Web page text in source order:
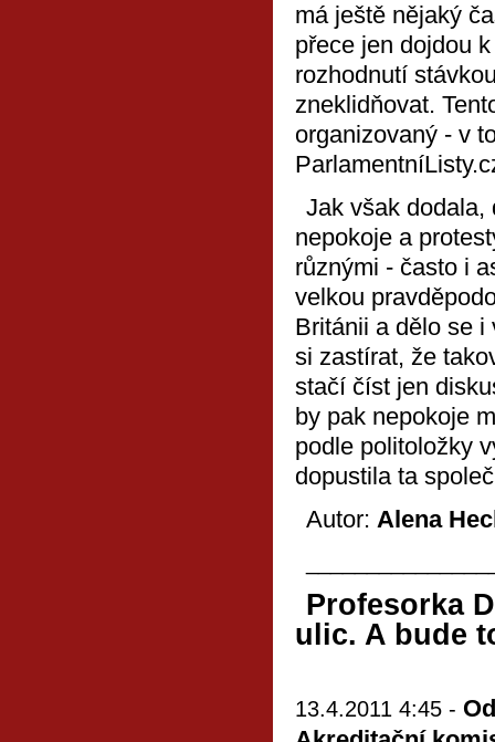
má ještě nějaký
přece jen dojdou
rozhodnutí
zneklidňovat.
organizovaný - v
Jak však dodala,
nepokoje a
různými - často i
velkou
Británii a dělo se
si zastírat, že
stačí číst jen
by pak nepokoje
podle politoložky
dopustila ta
Autor: Alena
Profesorka
ulic. A bude
13.4.2011 4:45 -